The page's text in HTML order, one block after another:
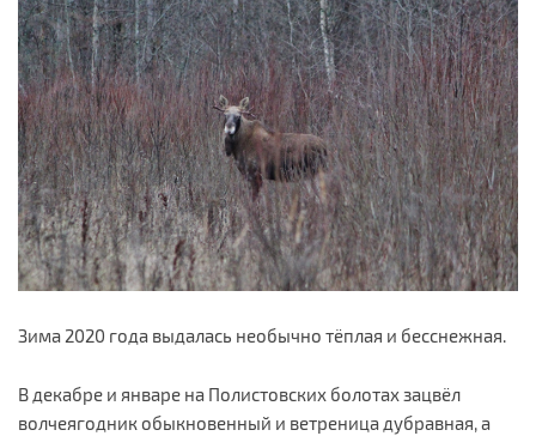
Зима 2020 года выдалась необычно тёплая и бесснежная.
В декабре и январе на Полистовских болотах зацвёл
волчеягодник обыкновенный и ветреница дубравная, а